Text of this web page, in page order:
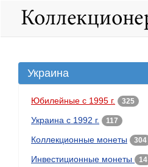
Украина
Юбилейные с 1995 г. 325
Украина с 1992 г. 117
Коллекционные монеты 304
Инвестиционные монеты 14